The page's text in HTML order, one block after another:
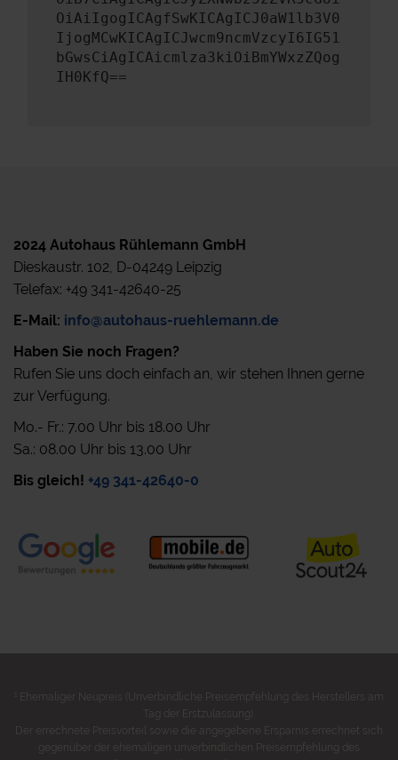
OiAiIgogICAgfSwKICAgICJ0aW1lb3V0
IjogMCwKICAgICJwcm9ncmVzcyI6IG51
bGwsCiAgICAicmlza3kiOiBmYWxzZQog
IH0KfQ==
2024 Autohaus Rühlemann GmbH
Dieskaustr. 102, D-04249 Leipzig
Telefax: +49 341-42640-25
E-Mail: info@autohaus-ruehlemann.de
Haben Sie noch Fragen?
Rufen Sie uns doch einfach an, wir stehen Ihnen gerne
zur Verfügung.
Mo.- Fr.: 7.00 Uhr bis 18.00 Uhr
Sa.: 08.00 Uhr bis 13.00 Uhr
Bis gleich! +49 341-42640-0
Ehemaliger Neupreis (Unverbindliche Preisempfehlung des Herstellers am
Tag der Erstzulassung).
Der errechnete Preisvorteil sowie die angegebene Ersparnis errechnet sich
gegenüber der ehemaligen unverbindlichen Preisempfehlung des